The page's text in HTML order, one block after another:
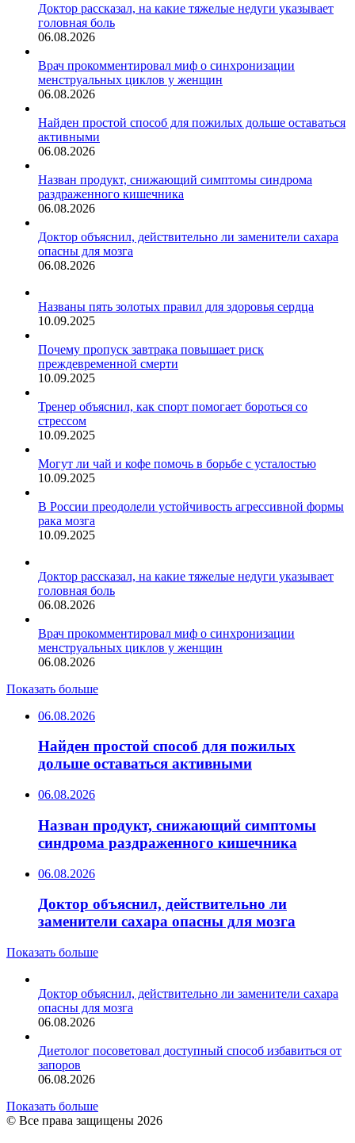
Доктор рассказал, на какие тяжелые недуги указывает
головная боль
06.08.2026
Врач прокомментировал миф о синхронизации
менструальных циклов у женщин
06.08.2026
Найден простой способ для пожилых дольше оставаться
активными
06.08.2026
Назван продукт, снижающий симптомы синдрома
раздраженного кишечника
06.08.2026
Доктор объяснил, действительно ли заменители сахара
опасны для мозга
06.08.2026
Названы пять золотых правил для здоровья сердца
10.09.2025
Почему пропуск завтрака повышает риск
преждевременной смерти
10.09.2025
Тренер объяснил, как спорт помогает бороться со
стрессом
10.09.2025
Могут ли чай и кофе помочь в борьбе с усталостью
10.09.2025
В России преодолели устойчивость агрессивной формы
рака мозга
10.09.2025
Доктор рассказал, на какие тяжелые недуги указывает
головная боль
06.08.2026
Врач прокомментировал миф о синхронизации
менструальных циклов у женщин
06.08.2026
Показать больше
06.08.2026
Найден простой способ для пожилых
дольше оставаться активными
06.08.2026
Назван продукт, снижающий симптомы
синдрома раздраженного кишечника
06.08.2026
Доктор объяснил, действительно ли
заменители сахара опасны для мозга
Показать больше
Доктор объяснил, действительно ли заменители сахара
опасны для мозга
06.08.2026
Диетолог посоветовал доступный способ избавиться от
запоров
06.08.2026
Показать больше
© Все права защищены 2026